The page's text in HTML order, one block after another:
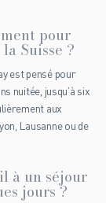
pour
Suisse ?
est pensé pour
nuitée, jusqu’à six
aux
Lausanne ou de
à un séjour
jours ?